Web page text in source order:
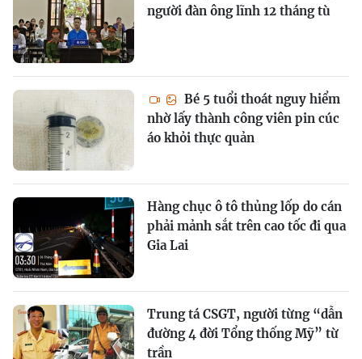
người đàn ông lĩnh 12 tháng tù
Bé 5 tuổi thoát nguy hiểm
nhờ lấy thành công viên pin cúc
áo khỏi thực quản
Hàng chục ô tô thủng lốp do cán
phải mảnh sắt trên cao tốc đi qua
Gia Lai
Trung tá CSGT, người từng “dẫn
đường 4 đời Tổng thống Mỹ” từ
trần